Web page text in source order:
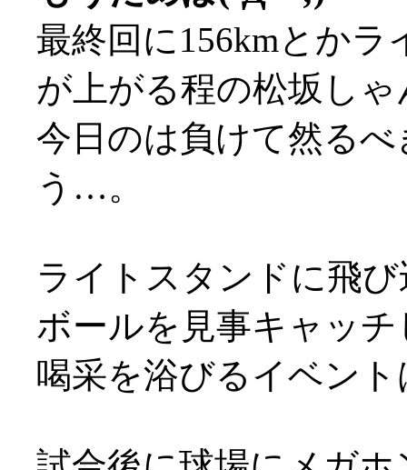
最終回に156kmとか
が上がる程の松坂し
今日のは負けて然る
う…。
ライトスタンドに飛
ボールを見事キャッ
喝采を浴びるイベン